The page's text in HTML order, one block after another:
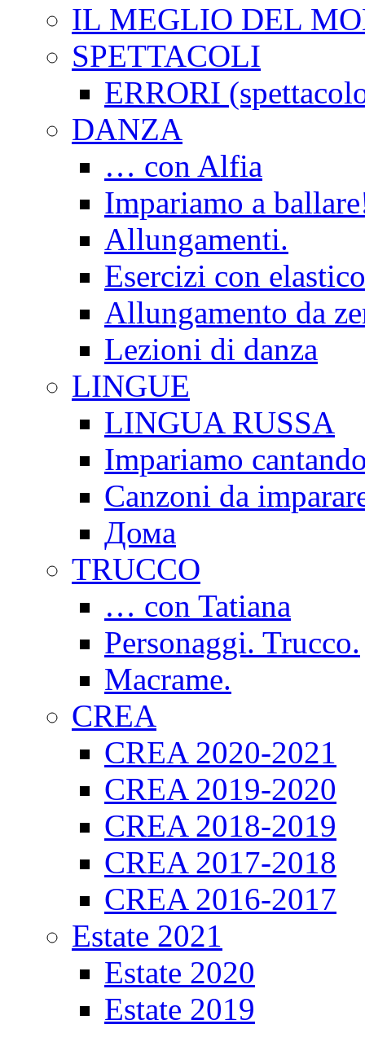
IL MEGLIO DEL
SPETTACOLI
ERRORI
DANZA
… con Alfia
Impariamo a
Allungamenti.
Esercizi con
Allungamento da
Lezioni di danza
LINGUE
LINGUA RUSSA
Impariamo
Canzoni da
Дома
TRUCCO
… con Tatiana
Personaggi. Trucco.
Macrame.
CREA
CREA 2020-2021
CREA 2019-2020
CREA 2018-2019
CREA 2017-2018
CREA 2016-2017
Estate 2021
Estate 2020
Estate 2019